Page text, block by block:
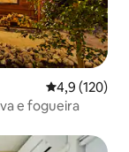
4,9 de uma
4,9 (120)
e fogueira